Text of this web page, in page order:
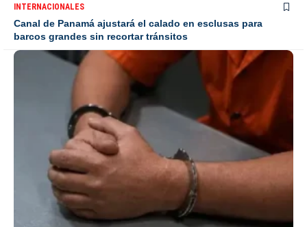
INTERNACIONALES
Canal de Panamá ajustará el calado en esclusas para
barcos grandes sin recortar tránsitos